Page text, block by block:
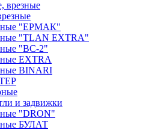
"ЕРМАК"
"TLAN EXTRA"
"ВС-2"
EXTRA
BINARI
и задвижки
"DRON"
БУЛАТ